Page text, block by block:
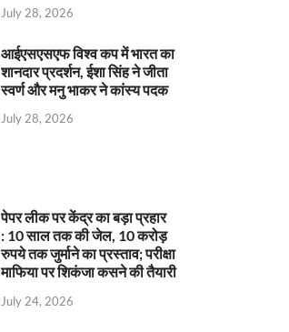
July 28, 2026
आईएसएसएफ विश्व कप में भारत का
शानदार प्रदर्शन, ईशा सिंह ने जीता
स्वर्ण और मनु भाकर ने कांस्य पदक
July 28, 2026
पेपर लीक पर केंद्र का बड़ा प्रहार
: 10 साल तक की जेल, 10 करोड़
रुपये तक जुर्माने का प्रस्ताव; परीक्षा
माफिया पर शिकंजा कसने की तैयारी
July 24, 2026